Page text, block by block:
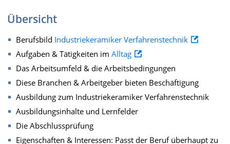
Übersicht
Berufsbild Industriekeramiker Verfahrenstechnik
Aufgaben & Tätigkeiten im Alltag
Das Arbeitsumfeld & die Arbeitsbedingungen
Diese Branchen & Arbeitgeber bieten Beschäftigung
Ausbildung zum Industriekeramiker Verfahrenstechnik
Ausbildungsinhalte und Lernfelder
Die Abschlussprüfung
Eigenschaften & Interessen: Passt der Beruf überhaupt zu